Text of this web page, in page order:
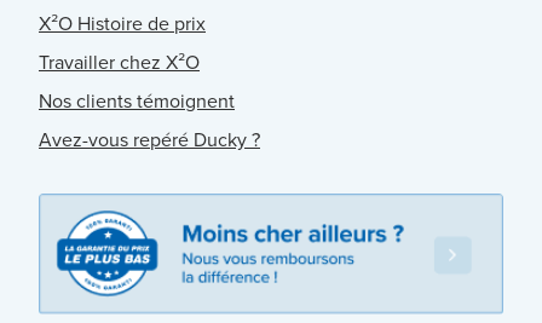
X²O Histoire de prix
Travailler chez X²O
Nos clients témoignent
Avez-vous repéré Ducky ?